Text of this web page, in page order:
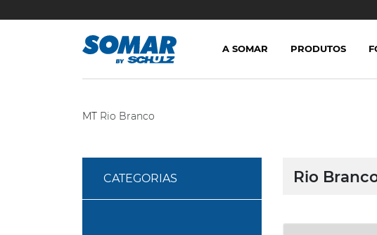
MT Rio Branco
CATEGORIAS Rio
A SOMAR PRODUTOS